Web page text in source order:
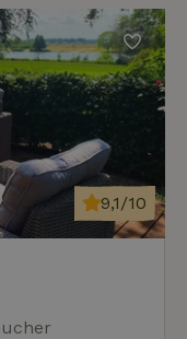
9,1/10